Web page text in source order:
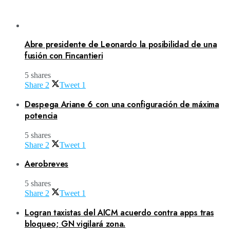
Abre presidente de Leonardo la posibilidad de una
fusión con Fincantieri
5 shares
Share 2 Tweet 1
Despega Ariane 6 con una configuración de máxima
potencia
5 shares
Share 2 Tweet 1
Aerobreves
5 shares
Share 2 Tweet 1
Logran taxistas del AICM acuerdo contra apps tras
bloqueo; GN vigilará zona.